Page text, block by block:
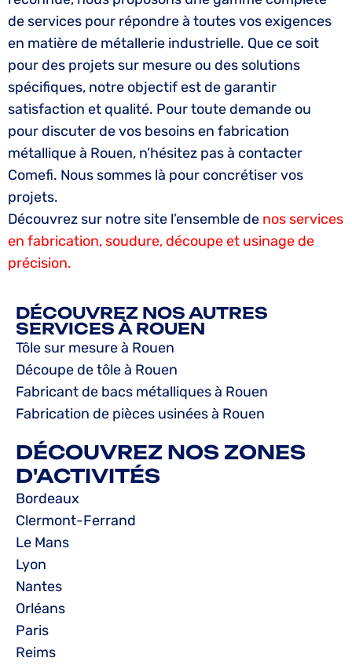
de services pour répondre à toutes vos exigences
en matière de métallerie industrielle. Que ce soit
pour des projets sur mesure ou des solutions
spécifiques, notre objectif est de garantir
satisfaction et qualité. Pour toute demande ou
pour discuter de vos besoins en fabrication
métallique à Rouen, n’hésitez pas à contacter
Comefi. Nous sommes là pour concrétiser vos
projets.
Découvrez sur notre site l’ensemble de nos services
en fabrication, soudure, découpe et usinage de
précision.
DÉCOUVREZ NOS AUTRES
SERVICES À ROUEN
Tôle sur mesure à Rouen
Découpe de tôle à Rouen
Fabricant de bacs métalliques à Rouen
Fabrication de pièces usinées à Rouen
DÉCOUVREZ NOS ZONES
D'ACTIVITÉS
Bordeaux
Clermont-Ferrand
Le Mans
Lyon
Nantes
Orléans
Paris
Reims